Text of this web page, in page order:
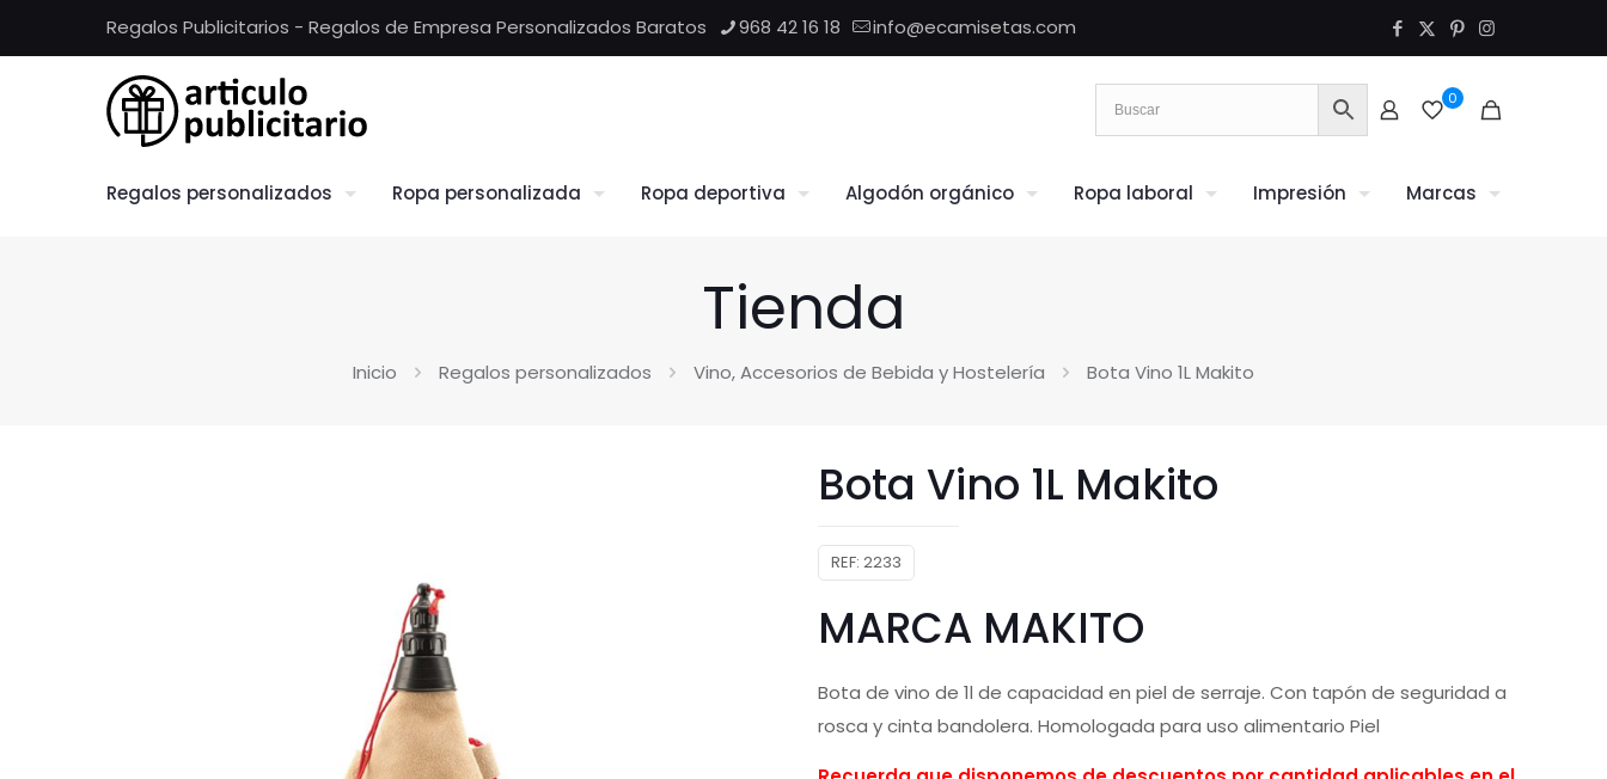
Regalos Publicitarios - Regalos de Empresa Personalizados Baratos 968 42 16 18 info@ecamisetas.com
0
Regalos personalizados Ropa personalizada Ropa deportiva Algodón orgánico Ropa laboral Impresión Marcas
Tienda
Inicio Regalos personalizados Vino, Accesorios de Bebida y Hostelería Bota Vino 1L Makito
Bota Vino 1L Makito
REF: 2233
MARCA MAKITO
Bota de vino de 1l de capacidad en piel de serraje. Con tapón de seguridad a
rosca y cinta bandolera. Homologada para uso alimentario Piel